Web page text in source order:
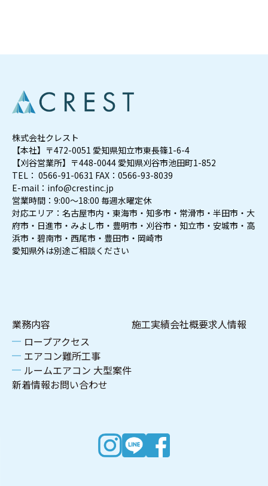
業務内容
ロープアクセス
エアコン難所工事
ルームエアコン 大型案件
施工実績会社概要求人情報
新着情報お問い合わせ
株式会社クレスト
【本社】〒472-0051 愛知県知立市東長篠1-6-4
【刈谷営業所】〒448-0044 愛知県刈谷市池田町1-852
TEL： 0566-91-0631 FAX：0566-93-8039
E-mail：info@crestinc.jp
営業時間：9:00～18:00 毎週水曜定休
対応エリア：名古屋市内・東海市・知多市・常滑市・半田市・大
府市・日進市・みよし市・豊明市・刈谷市・知立市・安城市・高
浜市・碧南市・西尾市・豊田市・岡崎市
愛知県外は別途ご相談ください